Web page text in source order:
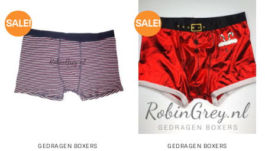
SALE!
GEDRAGEN BOXERS
SALE!
GEDRAGEN BOXERS